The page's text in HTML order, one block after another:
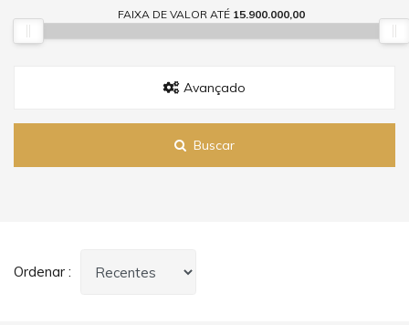
FAIXA DE VALOR ATÉ 15.900.000,00
Avançado
Buscar
Ordenar :